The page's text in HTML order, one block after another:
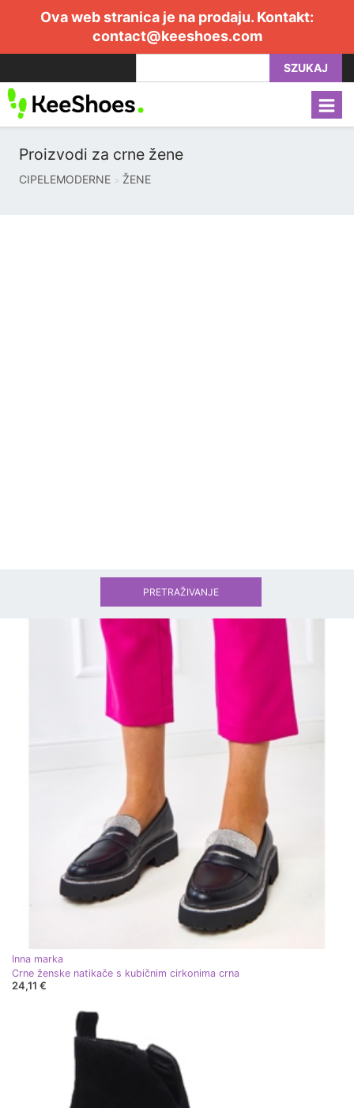
Ova web stranica je na prodaju. Kontakt:
contact@keeshoes.com
SZUKAJ
Proizvodi za crne žene
CIPELEMODERNE ŽENE
Inna marka
Crne ženske natikače s kubičnim cirkonima crna
24,11 €
PRETRAŽIVANJE